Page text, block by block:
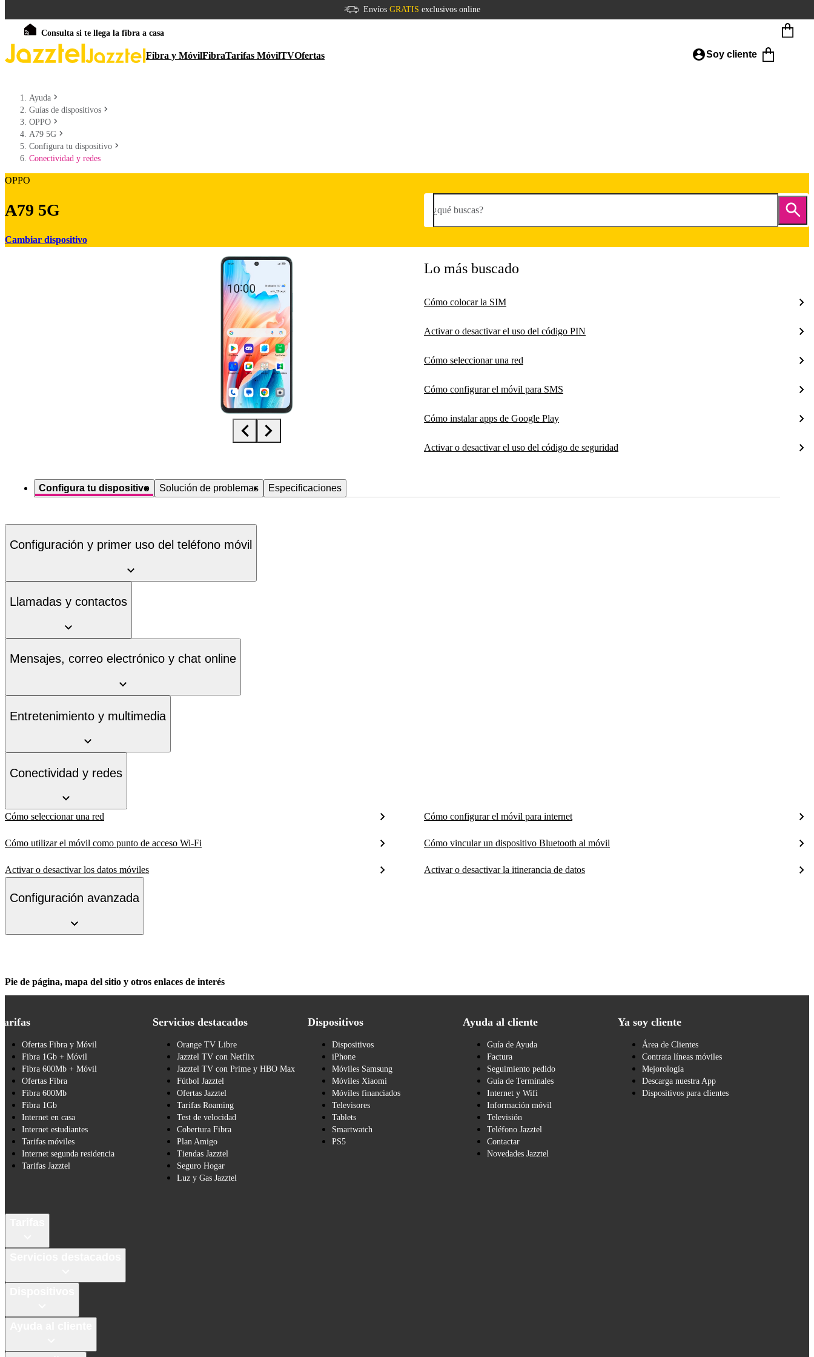
Envíos GRATIS exclusivos online
Consulta si te llega la fibra a casa
Fibra y MóvilFibraTarifas MóvilTVOfertas Soy cliente
Ayuda
Guías de dispositivos
OPPO
A79 5G
Configura tu dispositivo
Conectividad y redes
OPPO
A79 5G
Cambiar dispositivo
¿qué buscas?
Lo más buscado
Cómo colocar la SIM
Activar o desactivar el uso del código PIN
Cómo seleccionar una red
Cómo configurar el móvil para SMS
Cómo instalar apps de Google Play
Activar o desactivar el uso del código de seguridad
Configura tu dispositivo Solución de problemas Especificaciones
Configuración y primer uso del teléfono móvil
Llamadas y contactos
Mensajes, correo electrónico y chat online
Entretenimiento y multimedia
Conectividad y redes
Cómo seleccionar una red Cómo configurar el móvil para internet
Cómo utilizar el móvil como punto de acceso Wi-Fi Cómo vincular un dispositivo Bluetooth al móvil
Activar o desactivar los datos móviles Activar o desactivar la itinerancia de datos
Configuración avanzada
Pie de página, mapa del sitio y otros enlaces de interés
Ofertas Fibra y Móvil
Fibra 1Gb + Móvil
Fibra 600Mb + Móvil
Ofertas Fibra
Fibra 600Mb
Fibra 1Gb
Internet en casa
Internet estudiantes
Tarifas móviles
Internet segunda residencia
Tarifas Jazztel
Servicios destacados
Orange TV Libre
Jazztel TV con Netflix
Jazztel TV con Prime y HBO Max
Fútbol Jazztel
Ofertas Jazztel
Tarifas Roaming
Test de velocidad
Cobertura Fibra
Plan Amigo
Tiendas Jazztel
Seguro Hogar
Luz y Gas Jazztel
Dispositivos
Dispositivos
iPhone
Móviles Samsung
Móviles Xiaomi
Móviles financiados
Televisores
Tablets
Smartwatch
PS5
Ayuda al cliente
Guía de Ayuda
Factura
Seguimiento pedido
Guía de Terminales
Internet y Wifi
Información móvil
Televisión
Teléfono Jazztel
Contactar
Novedades Jazztel
Ya soy cliente
Área de Clientes
Contrata líneas móviles
Mejorología
Descarga nuestra App
Dispositivos para clientes